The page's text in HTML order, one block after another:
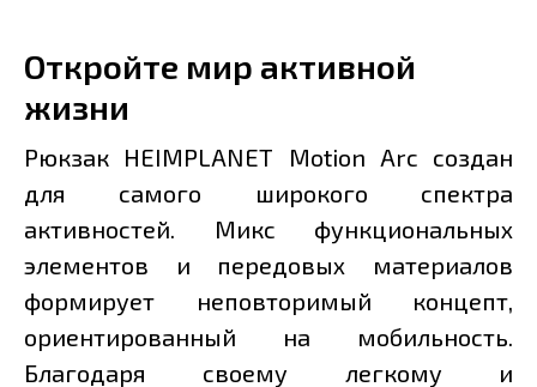
Откройте мир активной
жизни
Рюкзак HEIMPLANET Motion Arc создан
для самого широкого спектра
активностей. Микс функциональных
элементов и передовых материалов
формирует неповторимый концепт,
ориентированный на мобильность.
Благодаря своему легкому и